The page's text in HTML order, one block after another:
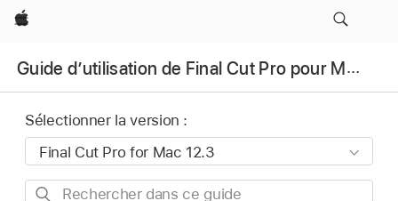
Apple
Guide d’utilisation de Final Cut Pro pour Mac
Sélectionner la version :
Rechercher